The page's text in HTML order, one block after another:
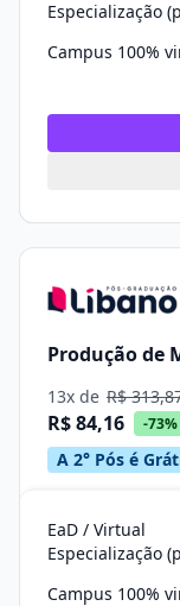
Campus 100%
Produção de
13x de R$
R$ 84,16 -73%
A 2° Pós é
EaD / Virtual
Campus 100%